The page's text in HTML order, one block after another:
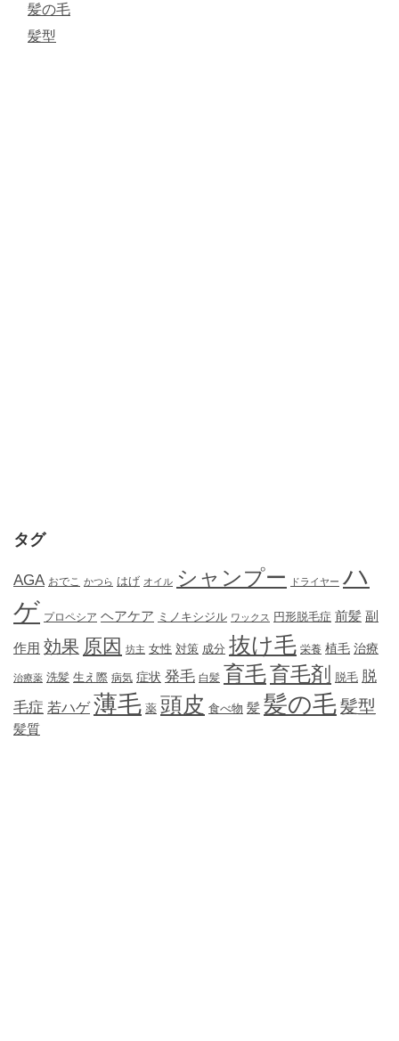
髪の毛
髪型
タグ
AGA おでこ かつら はげ オイル シャンプー ドライヤー ハ
ゲ プロペシア ヘアケア ミノキシジル ワックス 円形脱毛症 前髪 副
作用 効果 原因 坊主 女性 対策 成分 抜け毛 栄養 植毛 治療
治療薬 洗髪 生え際 病気 症状 発毛 白髪 育毛育毛剤 脱毛 脱
毛症 若ハゲ 薄毛 薬 頭皮 食べ物 髪 髪の毛髪型
髪質